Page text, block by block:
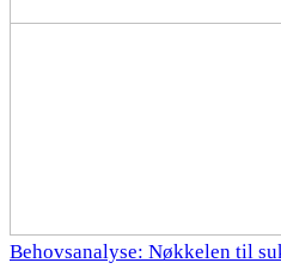
Behovsanalyse: Nøkkelen til